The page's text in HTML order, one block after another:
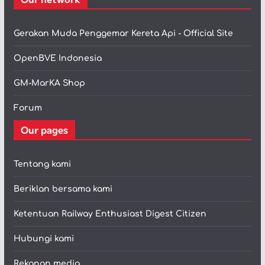
Gerakan Muda Penggemar Kereta Api - Official Site
OpenBVE Indonesia
GM-MarKA Shop
Forum
Our pages
Tentang kami
Beriklan bersama kami
Ketentuan Railway Enthusiast Digest Citizen
Hubungi kami